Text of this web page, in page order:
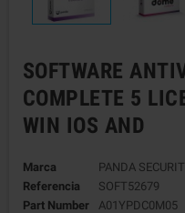
SOFTWARE
COMPLETE 5
WIN IOS AND
Marca
PANDA
Referencia
SOFT52679
Part Number
A01YPDC0M05